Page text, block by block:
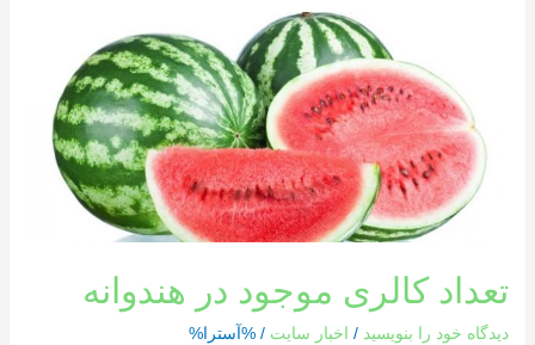
تعداد کالری موجود در هندوانه
دیدگاه‌ خود را بنویسید / اخبار سایت / %آسترا%
هندوانه